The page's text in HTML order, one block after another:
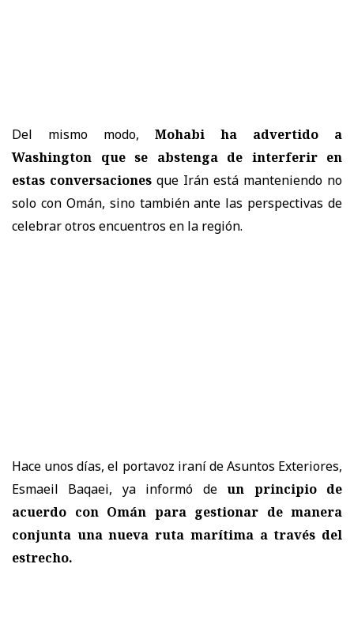
Del mismo modo, Mohabi ha advertido a
Washington que se abstenga de interferir en
estas conversaciones que Irán está manteniendo no
solo con Omán, sino también ante las perspectivas de
celebrar otros encuentros en la región.
Hace unos días, el portavoz iraní de Asuntos Exteriores,
Esmaeil Baqaei, ya informó deun principio de
acuerdo con Omán para gestionar de manera
conjunta una nueva ruta marítima a través del
estrecho.